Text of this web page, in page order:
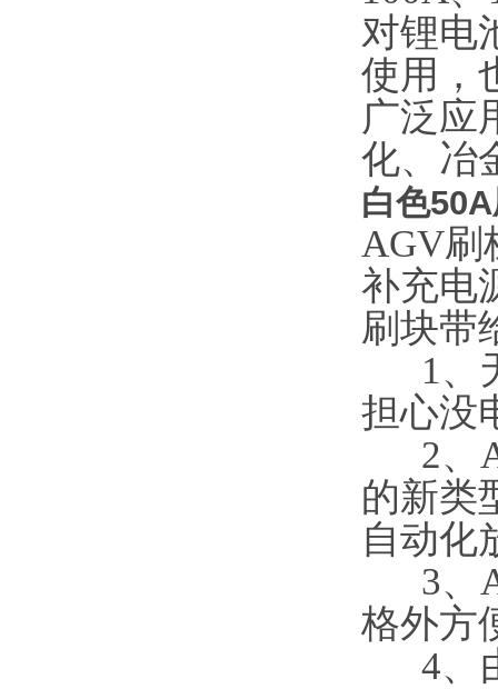
对锂电
使用，
广泛应
化、冶
白色
AGV刷
补充电
刷块带
1、无
担心没
2、
的新类
自动化
3、
格外方
4、由